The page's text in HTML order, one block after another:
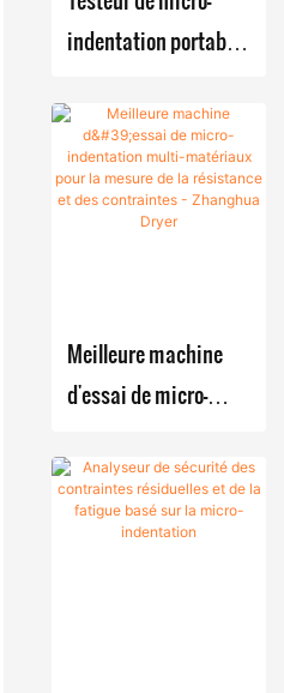
Unité de
séchage
multifonc
tionnelle
chaud
Évaporat
eur à film
Systèmes
RCD
(réaction-
cristallisatio
châssis
indentation portable
contraintes
résiduelles dans les
récipients sous
Meilleure machine
d'essai de micro-
matériaux pour la
mesure de la